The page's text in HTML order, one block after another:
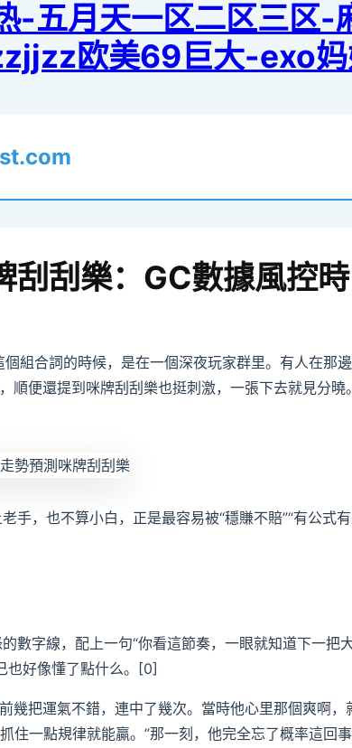
-五月天一区二区三区-
欧美69巨大-exo
刮樂：GC數據風控時
組合詞的時候，是在一個深夜玩家群里。有人在那邊
順便還提到咪牌刮刮樂也挺刺激，一張下去就見分曉。
手，也不算小白，正是最容易被“穩賺不賠”“有公式
數字線，配上一句“你看這節奏，一眼就知道下一把
也好像懂了點什么。[0]
幾把運氣不錯，連中了幾次。當時他心里那個爽啊，
一點規律就能贏。”那一刻，他完全忘了概率這回事